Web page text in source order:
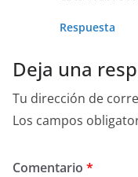
Respuesta
Deja una
Tu dirección de
Los campos
Comentario *